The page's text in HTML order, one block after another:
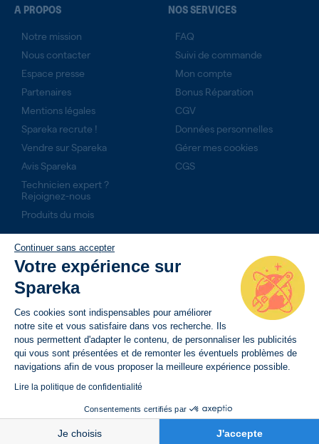
Continuer sans accepter
Votre expérience sur
Spareka
Ces cookies sont indispensables pour améliorer
notre site et vous satisfaire dans vos recherche. Ils
nous permettent d'adapter le contenu, de personnaliser les publicités
qui vous sont présentées et de remonter les éventuels problèmes de
navigations afin de vous proposer la meilleure expérience possible.
Lire la politique de confidentialité
Consentements certifiés par
Je choisis J'accepte
A PROPOS
Notre mission
Nous contacter
Espace presse
Partenaires
Mentions légales
Spareka recrute !
Vendre sur Spareka
Avis Spareka
Technicien expert ?
Rejoignez-nous
Produits du mois
NOS SERVICES
FAQ
Suivi de commande
Mon compte
Bonus Réparation
CGV
Données personnelles
Gérer mes cookies
CGS
NOS ENGAGEMENTS
14 jours pour retourner son produit
Livraison rapide avec suivi de commande
Paiement sécurisé
BESOIN D’AIDE